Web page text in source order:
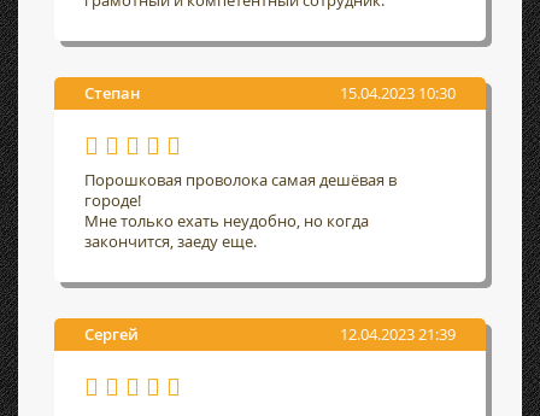
Степан 15.04.2023 10:30
Порошковая проволока самая дешёвая в
городе!
Мне только ехать неудобно, но когда
закончится, заеду еще.
Сергей 12.04.2023 21:39